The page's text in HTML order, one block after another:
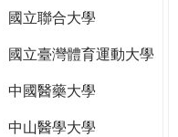
國立聯合大學
國立臺灣體育運動大學
中國醫藥大學
中山醫學大學